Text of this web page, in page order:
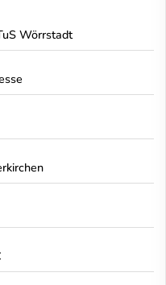
Wörrstadt